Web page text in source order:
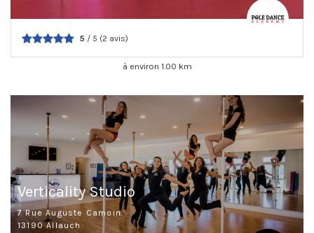
5 / 5 (2 avis)
à environ 1.00 km
Verticality Studio
7 Rue Auguste Camoin
13190 Allauch